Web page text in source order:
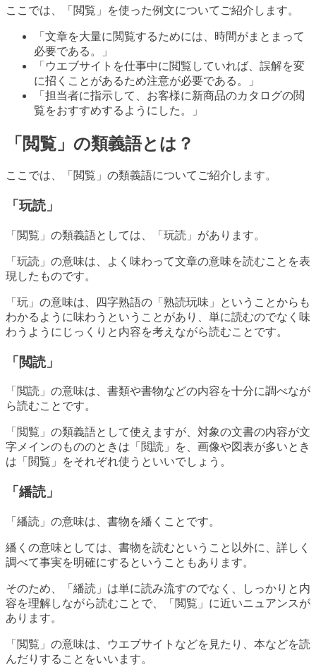
ここでは、「閲覧」を使った例文についてご紹介します。
「文章を大量に閲覧するためには、時間がまとまって
必要である。」
「ウエブサイトを仕事中に閲覧していれば、誤解を変
に招くことがあるため注意が必要である。」
「担当者に指示して、お客様に新商品のカタログの閲
覧をおすすめするようにした。」
「閲覧」の類義語とは？
ここでは、「閲覧」の類義語についてご紹介します。
「玩読」
「閲覧」の類義語としては、「玩読」があります。
「玩読」の意味は、よく味わって文章の意味を読むことを表
現したものです。
「玩」の意味は、四字熟語の「熟読玩味」ということからも
わかるように味わうということがあり、単に読むのでなく味
わうようにじっくりと内容を考えながら読むことです。
「閲読」
「閲読」の意味は、書類や書物などの内容を十分に調べなが
ら読むことです。
「閲覧」の類義語として使えますが、対象の文書の内容が文
字メインのもののときは「閲読」を、画像や図表が多いとき
は「閲覧」をそれぞれ使うといいでしょう。
「繙読」
「繙読」の意味は、書物を繙くことです。
繙くの意味としては、書物を読むということ以外に、詳しく
調べて事実を明確にするということもあります。
そのため、「繙読」は単に読み流すのでなく、しっかりと内
容を理解しながら読むことで、「閲覧」に近いニュアンスが
あります。
「閲覧」の意味は、ウエブサイトなどを見たり、本などを読
んだりすることをいいます。